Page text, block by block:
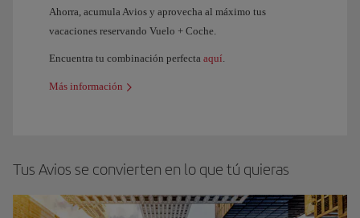
Ahorra, acumula Avios y aprovecha al máximo tus
vacaciones reservando Vuelo + Coche.
Encuentra tu combinación perfecta aquí.
Más información
Tus Avios se convierten en lo que tú quieras